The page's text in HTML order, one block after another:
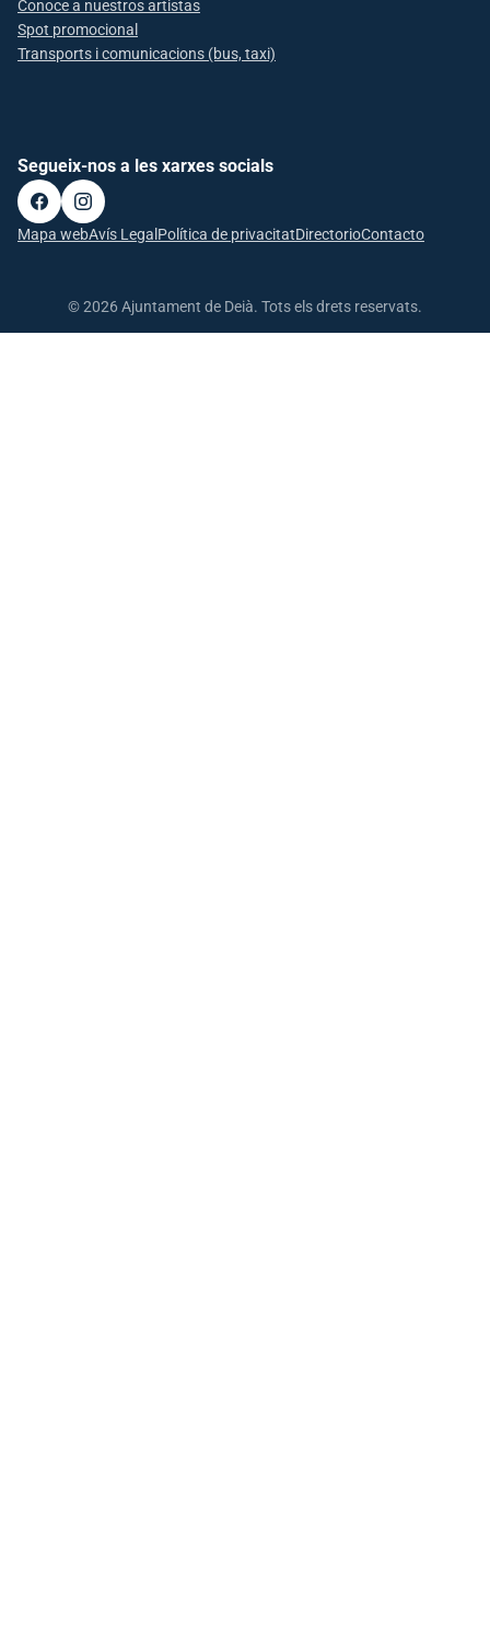
Conoce a nuestros artistas
Spot promocional
Transports i comunicacions (bus, taxi)
Segueix-nos a les xarxes socials
Mapa webAvís Legal Política de privacitatDirectorioContacto
© 2026 Ajuntament de Deià. Tots els drets reservats.